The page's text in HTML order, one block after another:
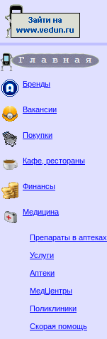
Бренды
Вакансии
Покупки
Кафе, рестораны
Финансы
Медицина
Препараты в аптеках
Услуги
Аптеки
МедЦентры
Поликлиники
Скорая помощь